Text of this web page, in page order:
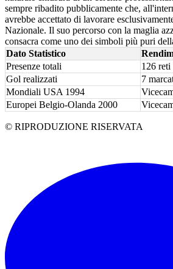
sempre ribadito pubblicamente che,
avrebbe accettato di lavorare
Nazionale. Il suo percorso con la maglia
consacra come uno dei simboli più puri
Dato Statistico
Presenze totali
126 reti
Gol realizzati
7
Mondiali USA 1994
Europei Belgio-Olanda 2000
© RIPRODUZIONE RISERVATA